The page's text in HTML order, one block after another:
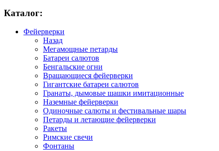
Каталог:
Фейерверки
Назад
Мегамощные петарды
Батареи салютов
Бенгальские огни
Вращающиеся фейерверки
Гигантские батареи салютов
Гранаты, дымовые шашки имитационные
Наземные фейерверки
Одиночные салюты и фестивальные шары
Петарды и летающие фейерверки
Ракеты
Римские свечи
Фонтаны